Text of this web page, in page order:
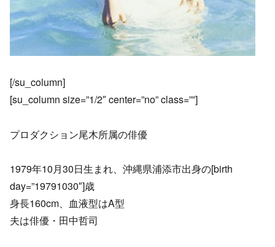
[/su_column]
[su_column size=”1/2″ center=”no” class=””]
プロダクション尾木所属の俳優
1979年10月30日生まれ、沖縄県浦添市出身の[birth
day=”19791030″]歳
身長160cm、血液型はA型
夫は俳優・田中哲司